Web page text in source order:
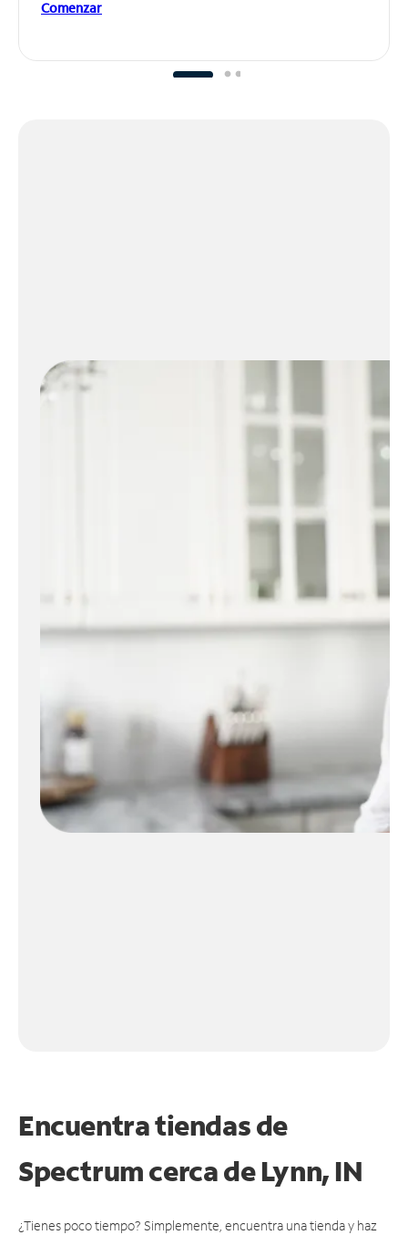
Comenzar
Encuentra tiendas de
Spectrum cerca deLynn, IN
¿Tienes poco tiempo? Simplemente, encuentra una tienda y haz